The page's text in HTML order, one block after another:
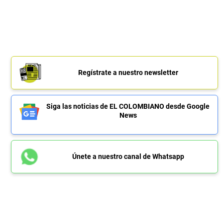
Regístrate a nuestro newsletter
Siga las noticias de EL COLOMBIANO desde Google
News
Únete a nuestro canal de Whatsapp